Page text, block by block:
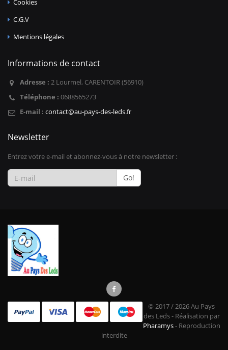
C.G.V
Mentions légales
Informations de contact
Adresse : 2 Lourmel, CARENTOIR (56910)
Téléphone : 0688565273
E-mail : contact@au-pays-des-leds.fr
Newsletter
Entrez votre e-mail et abonnez-vous à notre newsletter :
Go!
© 2017 / 2026 Au Pays
des Leds - Réalisation par
Pharamys- Reproduction
interdite